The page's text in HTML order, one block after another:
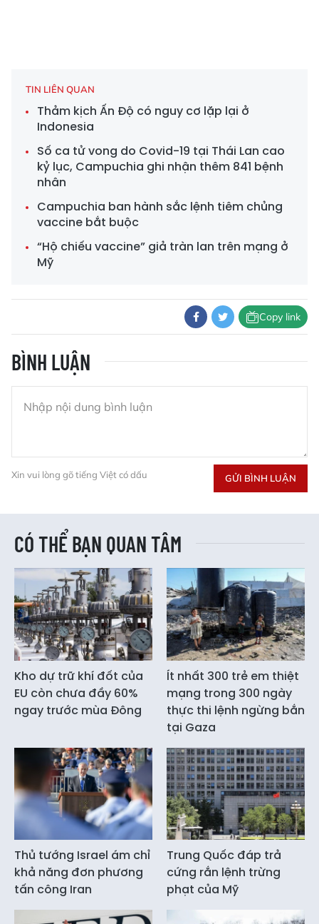
TIN LIÊN QUAN
Thảm kịch Ấn Độ có nguy cơ lặp lại ở
Indonesia
Số ca tử vong do Covid-19 tại Thái Lan cao
kỷ lục, Campuchia ghi nhận thêm 841 bệnh
nhân
Campuchia ban hành sắc lệnh tiêm chủng
vaccine bắt buộc
“Hộ chiếu vaccine” giả tràn lan trên mạng ở
Mỹ
Copy link
BÌNH LUẬN
Xin vui lòng gõ tiếng Việt có dấu GỬI BÌNH LUẬN
CÓ THỂ BẠN QUAN TÂM
Kho dự trữ khí đốt của
EU còn chưa đầy 60%
ngay trước mùa Đông
Ít nhất 300 trẻ em thiệt
mạng trong 300 ngày
thực thi lệnh ngừng bắn
tại Gaza
Thủ tướng Israel ám chỉ
khả năng đơn phương
tấn công Iran
Trung Quốc đáp trả
cứng rắn lệnh trừng
phạt của Mỹ